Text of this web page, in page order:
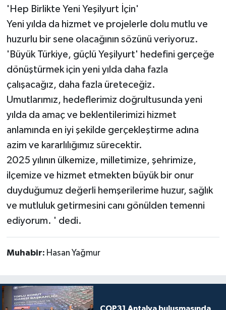
'Hep Birlikte Yeni Yeşilyurt İçin'
Yeni yılda da hizmet ve projelerle dolu mutlu ve
huzurlu bir sene olacağının sözünü veriyoruz.
'Büyük Türkiye, güçlü Yeşilyurt' hedefini gerçeğe
dönüştürmek için yeni yılda daha fazla
çalışacağız, daha fazla üreteceğiz.
Umutlarımız, hedeflerimiz doğrultusunda yeni
yılda da amaç ve beklentilerimizi hizmet
anlamında en iyi şekilde gerçekleştirme adına
azim ve kararlılığımız sürecektir.
2025 yılının ülkemize, milletimize, şehrimize,
ilçemize ve hizmet etmekten büyük bir onur
duyduğumuz değerli hemşerilerime huzur, sağlık
ve mutluluk getirmesini canı gönülden temenni
ediyorum. ' dedi.
Muhabir: Hasan Yağmur
COP31 Antalya buluşmasında